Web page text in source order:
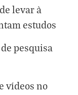
levar à
estudos
pesquisa
vídeos no